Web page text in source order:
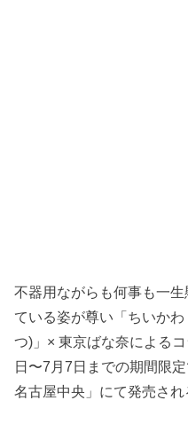
不器用ながらも何事も一
ている姿が尊い「ちいか
つ)」× 東京ばな奈による
日〜7月7日までの期間限
名古屋中央」にて発売され